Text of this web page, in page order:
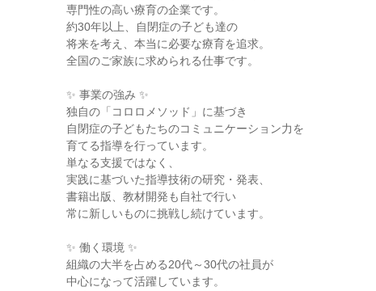
専門性の高い療育の企業です。
約30年以上、自閉症の子ども達の
将来を考え、本当に必要な療育を追求。
全国のご家族に求められる仕事です。
✨ 事業の強み ✨
独自の「コロロメソッド」に基づき
自閉症の子どもたちのコミュニケーション力を
育てる指導を行っています。
単なる支援ではなく、
実践に基づいた指導技術の研究・発表、
書籍出版、教材開発も自社で行い
常に新しいものに挑戦し続けています。
✨ 働く環境 ✨
組織の大半を占める20代～30代の社員が
中心になって活躍しています。